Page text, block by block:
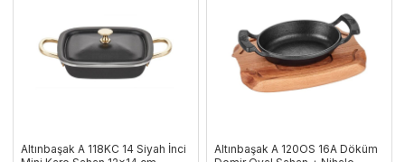
Altınbaşak A 118KC 14 Siyah İnci
Altınbaşak A 120OS 16A Döküm